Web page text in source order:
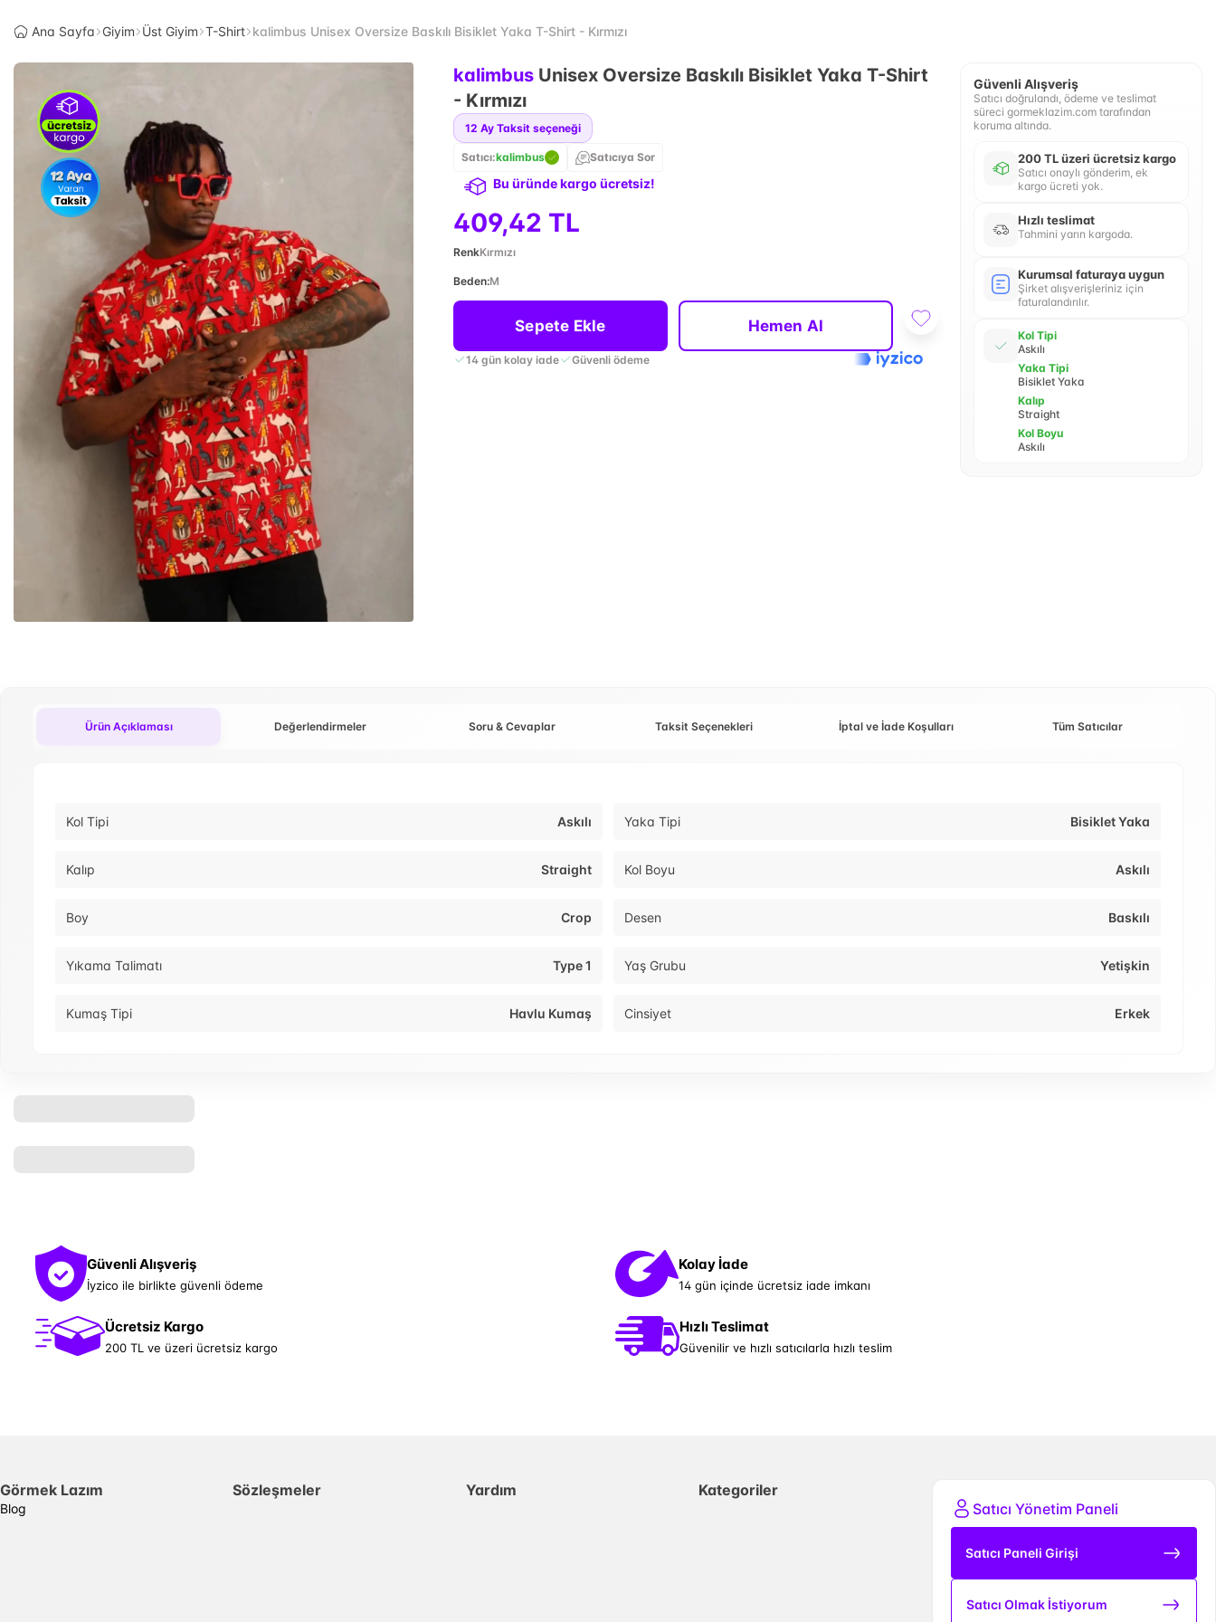
Ana Sayfa Giyim Üst Giyim T-Shirt kalimbus Unisex Oversize Baskılı Bisiklet Yaka T-Shirt - Kırmızı
kalimbus Unisex Oversize Baskılı Bisiklet Yaka T-Shirt
- Kırmızı
12 Ay Taksit seçeneği
Satıcı:kalimbus Satıcıya Sor
Bu üründe kargo ücretsiz!
409,42 TL
RenkKırmızı
Beden:M
Sepete Ekle Hemen Al
14 gün kolay iade Güvenli ödeme
Güvenli Alışveriş
Satıcı doğrulandı, ödeme ve teslimat
süreci gormeklazim.com tarafından
koruma altında.
200 TL üzeri ücretsiz kargo
Satıcı onaylı gönderim, ek
kargo ücreti yok.
Hızlı teslimat
Tahmini yarın kargoda.
Kurumsal faturaya uygun
Şirket alışverişleriniz için
faturalandırılır.
Kol Tipi
Askılı
Yaka Tipi
Bisiklet Yaka
Kalıp
Straight
Kol Boyu
Askılı
Ürün Açıklaması Değerlendirmeler Soru & Cevaplar Taksit Seçenekleri İptal ve İade Koşulları Tüm Satıcılar
Kol Tipi Askılı Yaka Tipi Bisiklet Yaka
Kalıp Straight Kol Boyu Askılı
Boy Crop Desen Baskılı
Yıkama Talimatı Type 1 Yaş Grubu Yetişkin
Kumaş Tipi Havlu Kumaş Cinsiyet Erkek
Güvenli Alışveriş
İyzico ile birlikte güvenli ödeme
Kolay İade
14 gün içinde ücretsiz iade imkanı
Ücretsiz Kargo
200 TL ve üzeri ücretsiz kargo
Hızlı Teslimat
Güvenilir ve hızlı satıcılarla hızlı teslim
Görmek Lazım
Blog
Sözleşmeler Yardım
Kategoriler
Satıcı Yönetim Paneli
Satıcı Paneli Girişi
Satıcı Olmak İstiyorum